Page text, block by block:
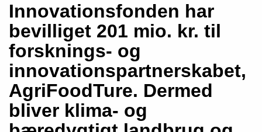
Innovationsfonden har
bevilliget 201 mio. kr. til
forsknings- og
innovationspartnerskabet,
AgriFoodTure. Dermed
bliver klima- og